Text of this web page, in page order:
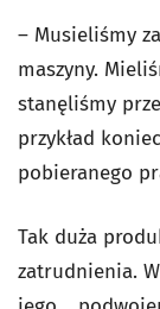
– Musieliśmy
maszyny.
stanęliśmy
przykład
pobieranego
Tak duża
zatrudnienia.